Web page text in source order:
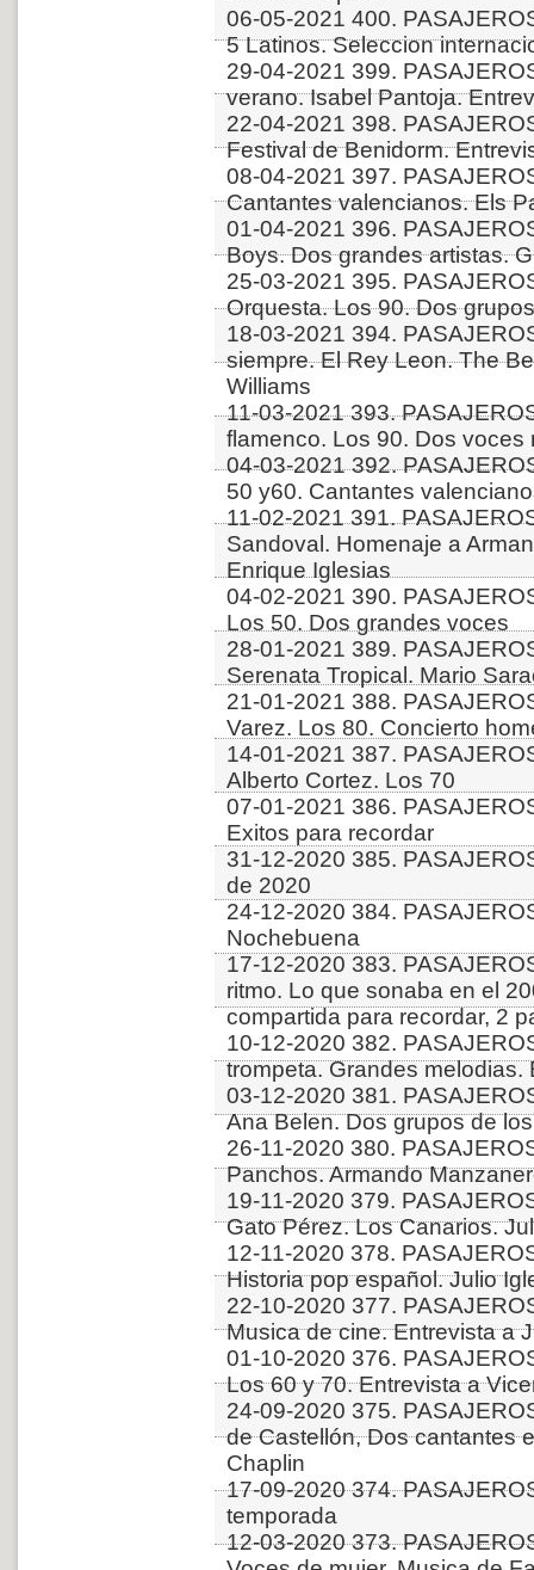
06-05-2021 400.
5 Latinos. Seleccion
29-04-2021 399.
verano. Isabel Pantoja.
22-04-2021 398.
Festival de Benidorm.
08-04-2021 397.
Cantantes valencianos. Els
01-04-2021 396.
Boys. Dos grandes artistas.
25-03-2021 395.
Orquesta. Los 90. Dos
18-03-2021 394.
siempre. El Rey Leon. The
Williams
11-03-2021 393.
flamenco. Los 90. Dos
04-03-2021 392.
50 y60. Cantantes
11-02-2021 391.
Sandoval. Homenaje a
Enrique Iglesias
04-02-2021 390.
Los 50. Dos grandes voces
28-01-2021 389.
Serenata Tropical. Mario
21-01-2021 388.
Varez. Los 80. Concierto
14-01-2021 387.
Alberto Cortez. Los 70
07-01-2021 386.
Exitos para recordar
31-12-2020 385.
de 2020
24-12-2020 384.
Nochebuena
17-12-2020 383.
ritmo. Lo que sonaba en el
compartida para recordar, 2
10-12-2020 382.
trompeta. Grandes
03-12-2020 381.
Ana Belen. Dos grupos de
26-11-2020 380.
Panchos. Armando
19-11-2020 379.
Gato Pérez. Los Canarios.
12-11-2020 378.
Historia pop español. Julio
22-10-2020 377.
Musica de cine. Entrevista a
01-10-2020 376.
Los 60 y 70. Entrevista a
24-09-2020 375.
de Castellón, Dos cantantes
Chaplin
17-09-2020 374.
temporada
12-03-2020 373.